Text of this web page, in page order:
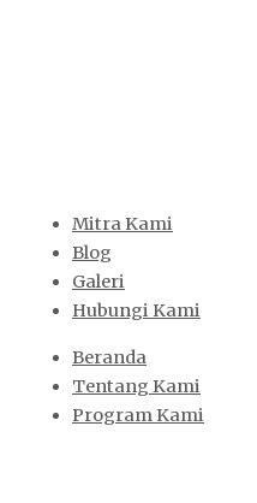
Mitra Kami
Blog
Galeri
Hubungi Kami
Beranda
Tentang Kami
Program Kami